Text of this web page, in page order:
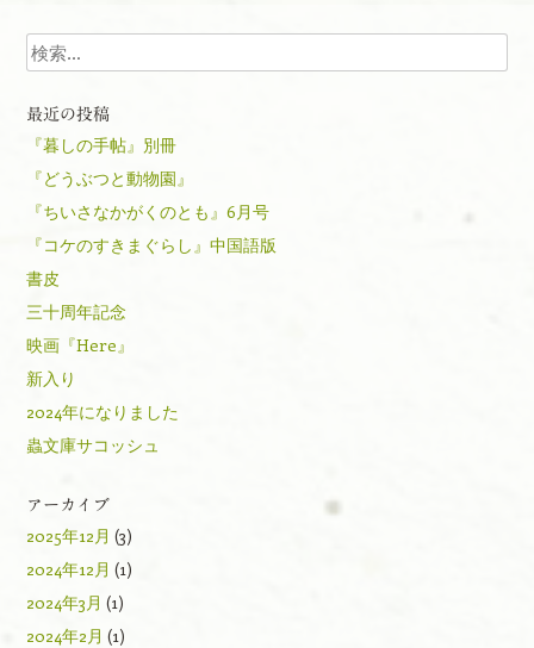
検索
最近の投稿
『暮しの手帖』別冊
『どうぶつと動物園』
『ちいさなかがくのとも』6月号
『コケのすきまぐらし』中国語版
書皮
三十周年記念
映画『Here』
新入り
2024年になりました
蟲文庫サコッシュ
アーカイブ
2025年12月 (3)
2024年12月 (1)
2024年3月 (1)
2024年2月 (1)